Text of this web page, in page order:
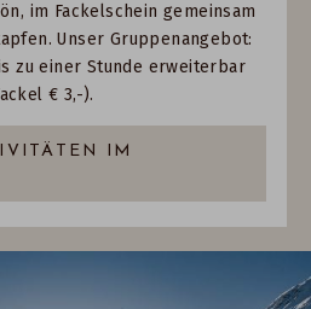
im Fackelschein gemeinsam
Unser Gruppenangebot:
zu einer Stunde erweiterbar
€ 3,-).
IM